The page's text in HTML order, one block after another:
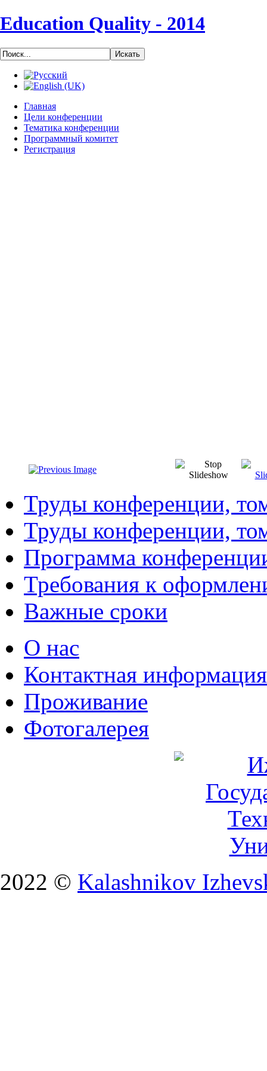
Education Quality - 2014
Главная
Цели конференции
Тематика конференции
Программный комитет
Регистрация
Труды конференции,
Труды конференции,
Программа
Требования к
Важные сроки
О нас
Контактная информация
Проживание
Фотогалерея
2022 © Kalashnikov